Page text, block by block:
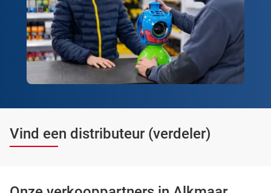
Vind een distributeur (verdeler)